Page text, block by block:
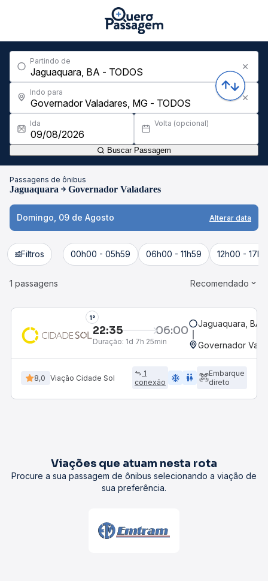
Partindo de
Indo para
Ida Volta (opcional)
Buscar Passagem
Passagens de ônibus
Jaguaquara Governador Valadares
Domingo, 09 de Agosto Alterar data
Filtros 00h00 - 05h59 06h00 - 11h59 12h00 -
1 passagens Recomendado
1°
22:35 06:00
Duração: 1d 7h 25min
Jaguaquara, BA
Governador
8,0 Viação Cidade Sol
1
conexão
ac_unit wc
Embarque
direto
Viações que atuam nesta rota
Procure a sua passagem de ônibus selecionando a viação de
sua preferência.